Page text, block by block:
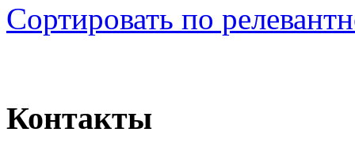
Сортировать по
Контакты